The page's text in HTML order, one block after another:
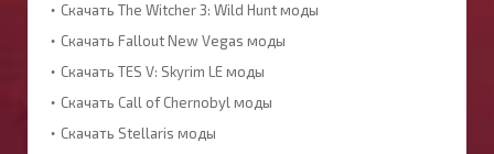
Скачать The Witcher 3: Wild Hunt моды
Скачать Fallout New Vegas моды
Скачать TES V: Skyrim LE моды
Скачать Call of Chernobyl моды
Скачать Stellaris моды